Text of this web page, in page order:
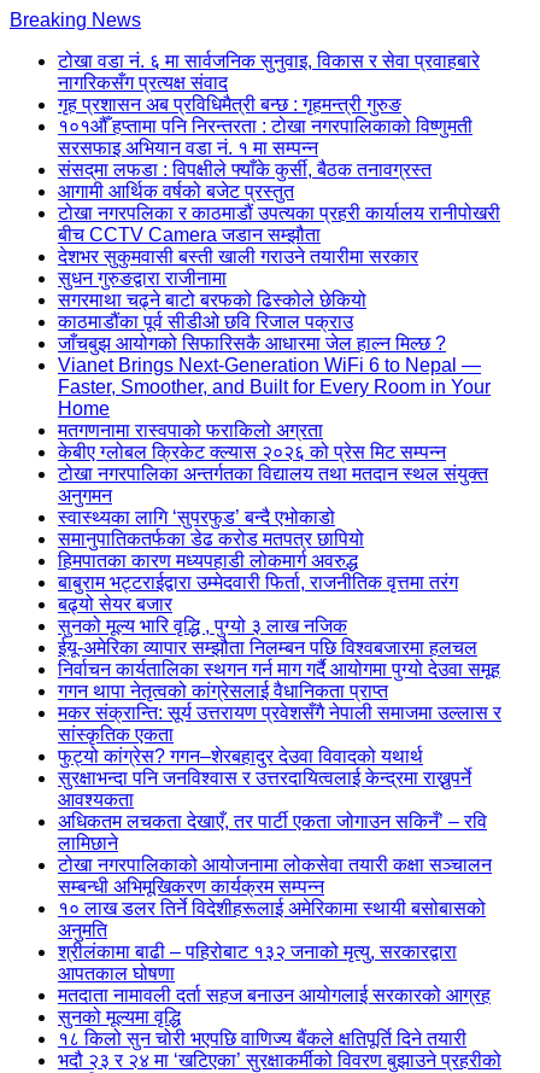
Skip
content
(Press
Enter)
Breaking News
टोखा वडा नं. ६ मा सार्वजनिक सुनुवाइ, विकास र सेवा प्रवाहबारे
नागरिकसँग प्रत्यक्ष संवाद
गृह प्रशासन अब प्रविधिमैत्री बन्छ : गृहमन्त्री गुरुङ
१०१औँ हप्तामा पनि निरन्तरता : टोखा नगरपालिकाको विष्णुमती
सरसफाइ अभियान वडा नं. १ मा सम्पन्न
संसद्‌मा लफडा : विपक्षीले फ्याँके कुर्सी, बैठक तनावग्रस्त
आगामी आर्थिक वर्षको बजेट प्रस्तुत
टोखा नगरपलिका र काठमाडौं उपत्यका प्रहरी कार्यालय रानीपोखरी
बीच CCTV Camera जडान सम्झौता
देशभर सुकुमवासी बस्ती खाली गराउने तयारीमा सरकार
सुधन गुरुङद्वारा राजीनामा
सगरमाथा चढ्ने बाटो बरफको ढिस्कोले छेकियो
काठमाडौंका पूर्व सीडीओ छवि रिजाल पक्राउ
जाँचबुझ आयोगको सिफारिसकै आधारमा जेल हाल्न मिल्छ ?
Vianet Brings Next-Generation WiFi 6 to Nepal —
Faster, Smoother, and Built for Every Room in Your
Home
मतगणनामा रास्वपाको फराकिलो अग्रता
केबीए ग्लोबल क्रिकेट क्ल्यास २०२६ को प्रेस मिट सम्पन्न
टोखा नगरपालिका अन्तर्गतका विद्यालय तथा मतदान स्थल संयुक्त
अनुगमन
स्वास्थ्यका लागि ‘सुपरफुड’ बन्दै एभोकाडो
समानुपातिकतर्फका डेढ करोड मतपत्र छापियो
हिमपातका कारण मध्यपहाडी लोकमार्ग अवरुद्ध
बाबुराम भट्टराईद्वारा उम्मेदवारी फिर्ता, राजनीतिक वृत्तमा तरंग
बढ्यो सेयर बजार
सुनको मूल्य भारि वृद्धि , पुग्यो ३ लाख नजिक
ईयू-अमेरिका व्यापार सम्झौता निलम्बन पछि विश्वबजारमा हलचल
निर्वाचन कार्यतालिका स्थगन गर्न माग गर्दै आयोगमा पुग्यो देउवा समूह
गगन थापा नेतृत्वको कांग्रेसलाई वैधानिकता प्राप्त
मकर संक्रान्ति: सूर्य उत्तरायण प्रवेशसँगै नेपाली समाजमा उल्लास र
सांस्कृतिक एकता
फुट्यो कांग्रेस? गगन–शेरबहादुर देउवा विवादको यथार्थ
सुरक्षाभन्दा पनि जनविश्वास र उत्तरदायित्वलाई केन्द्रमा राख्नुपर्ने
आवश्यकता
अधिकतम लचकता देखाएँ, तर पार्टी एकता जोगाउन सकिनँ’ – रवि
लामिछाने
टोखा नगरपालिकाको आयोजनामा लोकसेवा तयारी कक्षा सञ्चालन
सम्बन्धी अभिमूखिकरण कार्यक्रम सम्पन्न
१० लाख डलर तिर्ने विदेशीहरूलाई अमेरिकामा स्थायी बसोबासको
अनुमति
श्रीलंकामा बाढी – पहिरोबाट १३२ जनाको मृत्यु, सरकारद्वारा
आपतकाल घोषणा
मतदाता नामावली दर्ता सहज बनाउन आयोगलाई सरकारको आग्रह
सुनको मूल्यमा वृद्धि
१८ किलो सुन चोरी भएपछि वाणिज्य बैंकले क्षतिपूर्ति दिने तयारी
भदौ २३ र २४ मा ‘खटिएका’ सुरक्षाकर्मीको विवरण बुझाउने प्रहरीको